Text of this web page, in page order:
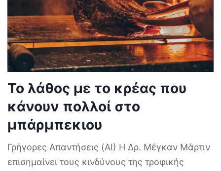
Το λάθος με το κρέας που
κάνουν πολλοί στο
μπάρμπεκιου
Γρήγορες Απαντήσεις (AI) Η Δρ. Μέγκαν Μάρτιν
επισημαίνει τους κινδύνους της τροφικής